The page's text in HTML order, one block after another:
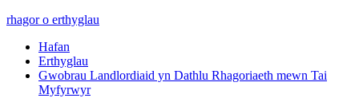
rhagor o erthyglau
Hafan
Erthyglau
Gwobrau Landlordiaid yn Dathlu Rhagoriaeth mewn Tai
Myfyrwyr